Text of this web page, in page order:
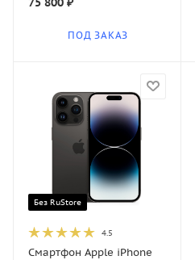
ПОД ЗАКАЗ
Без RuStore
4.5
Смартфон Apple iPhone